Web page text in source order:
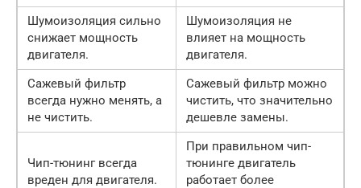
Шумоизоляция сильно
снижает мощность
двигателя.
Шумоизоляция не
влияет на мощность
двигателя.
Сажевый фильтр
всегда нужно менять, а
не чистить.
Сажевый фильтр можно
чистить, что значительно
дешевле замены.
Чип-тюнинг всегда
вреден для двигателя.
При правильном чип-
тюнинге двигатель
работает более